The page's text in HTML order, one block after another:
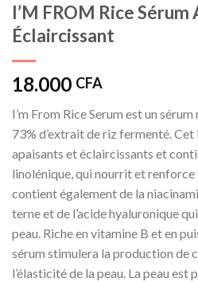
I’M FROM Rice Sérum
Éclaircissant
18.000 CFA
I’m From Rice Serum est un
73% d’extrait de riz fermenté.
apaisants et éclaircissants et
linolénique, qui nourrit et renforce
contient également de la
terne et de l’acide hyaluronique
peau. Riche en vitamine B et en
sérum stimulera la production de
l’élasticité de la peau. La peau est